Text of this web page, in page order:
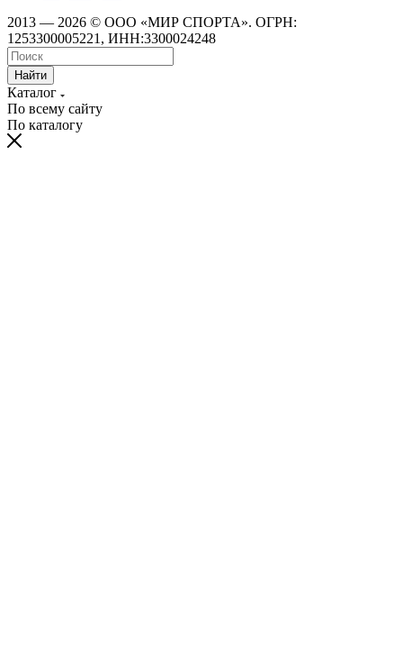
2013 — 2026 © ООО «МИР СПОРТА». ОГРН:
1253300005221, ИНН:3300024248
Найти
Каталог
По всему сайту
По каталогу